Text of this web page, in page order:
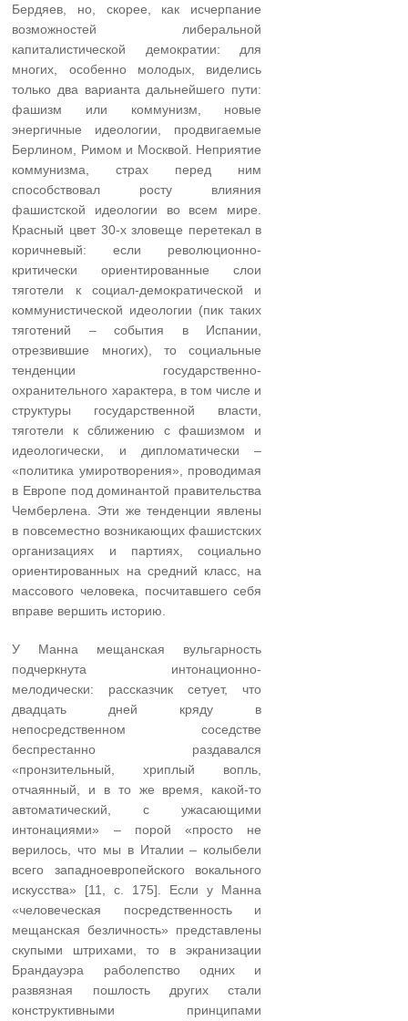
Бердяев, но, скорее, как исчерпание
возможностей либеральной
капиталистической демократии: для
многих, особенно молодых, виделись
только два варианта дальнейшего пути:
фашизм или коммунизм, новые
энергичные идеологии, продвигаемые
Берлином, Римом и Москвой. Неприятие
коммунизма, страх перед ним
способствовал росту влияния
фашистской идеологии во всем мире.
Красный цвет 30-х зловеще перетекал в
коричневый: если революционно-
критически ориентированные слои
тяготели к социал-демократической и
коммунистической идеологии (пик таких
тяготений – события в Испании,
отрезвившие многих), то социальные
тенденции государственно-
охранительного характера, в том числе и
структуры государственной власти,
тяготели к сближению с фашизмом и
идеологически, и дипломатически –
«политика умиротворения», проводимая
в Европе под доминантой правительства
Чемберлена. Эти же тенденции явлены
в повсеместно возникающих фашистских
организациях и партиях, социально
ориентированных на средний класс, на
массового человека, посчитавшего себя
вправе вершить историю.
У Манна мещанская вульгарность
подчеркнута интонационно-
мелодически: рассказчик сетует, что
двадцать дней кряду в
непосредственном соседстве
беспрестанно раздавался
«пронзительный, хриплый вопль,
отчаянный, и в то же время, какой-то
автоматический, с ужасающими
интонациями» – порой «просто не
верилось, что мы в Италии – колыбели
всего западноевропейского вокального
искусства» [11, с. 175]. Если у Манна
«человеческая посредственность и
мещанская безличность» представлены
скупыми штрихами, то в экранизации
Брандауэра раболепство одних и
развязная пошлость других стали
конструктивными принципами